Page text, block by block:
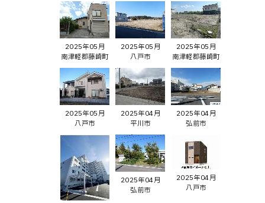
2025年05月
南津軽郡藤崎町
2025年05月
八戸市
2025年05月
南津軽郡藤崎町
2025年05月
八戸市
2025年04月
平川市
2025年04月
弘前市
2025年04月
弘前市
2025年04月
八戸市